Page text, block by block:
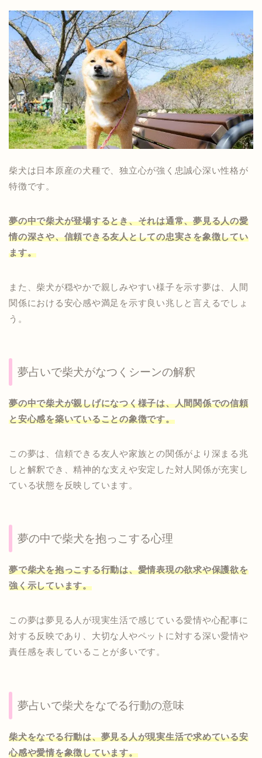
柴犬は日本原産の犬種で、独立心が強く忠誠心深い性格が
特徴です。
夢の中で柴犬が登場するとき、それは通常、夢見る人の愛
情の深さや、信頼できる友人としての忠実さを象徴してい
ます。
また、柴犬が穏やかで親しみやすい様子を示す夢は、人間
関係における安心感や満足を示す良い兆しと言えるでしょ
う。
夢占いで柴犬がなつくシーンの解釈
夢の中で柴犬が親しげになつく様子は、人間関係での信頼
と安心感を築いていることの象徴です。
この夢は、信頼できる友人や家族との関係がより深まる兆
しと解釈でき、精神的な支えや安定した対人関係が充実し
ている状態を反映しています。
夢の中で柴犬を抱っこする心理
夢で柴犬を抱っこする行動は、愛情表現の欲求や保護欲を
強く示しています。
この夢は夢見る人が現実生活で感じている愛情や心配事に
対する反映であり、大切な人やペットに対する深い愛情や
責任感を表していることが多いです。
夢占いで柴犬をなでる行動の意味
柴犬をなでる行動は、夢見る人が現実生活で求めている安
心感や愛情を象徴しています。